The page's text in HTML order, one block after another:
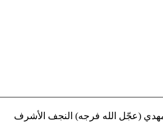
(عجّل الله فرجه) النجف الأشرف